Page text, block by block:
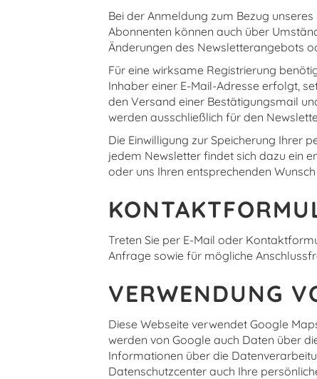
Bei der Anmeldung zum Bezug
Abonnenten können auch über
Änderungen des Newsletterangebots
Für eine wirksame Registrierung
Inhaber einer E-Mail-Adresse erfolgt,
den Versand einer Bestätigungsmail
werden ausschließlich für den
Die Einwilligung zur Speicherung Ihrer
jedem Newsletter findet sich dazu ein
oder uns Ihren entsprechenden
Treten Sie per E-Mail oder
Anfrage sowie für mögliche
VERWENDUNG
Diese Webseite verwendet Google
werden von Google auch Daten über
Informationen über die
Datenschutzcenter auch Ihre